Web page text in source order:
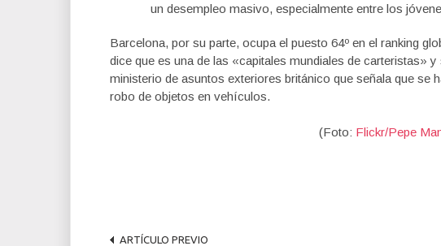
un desempleo masivo, especialmente entre los
Barcelona, por su parte, ocupa el puesto 64º en el ranking
dice que es una de las «capitales mundiales de carteristas»
ministerio de asuntos exteriores británico que señala que se
robo de objetos en vehículos.
(Foto: Flickr/Pepe
ARTÍCULO PREVIO